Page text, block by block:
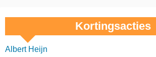
Kortingsacties
Albert Heijn